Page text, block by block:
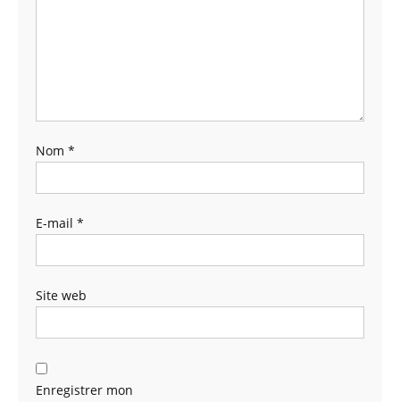
Nom *
E-mail *
Site web
Enregistrer mon